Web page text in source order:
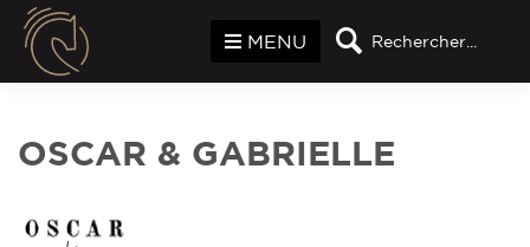
Rechercher...
MENU
OSCAR & GABRIELLE
Panneau de gestion des cookies